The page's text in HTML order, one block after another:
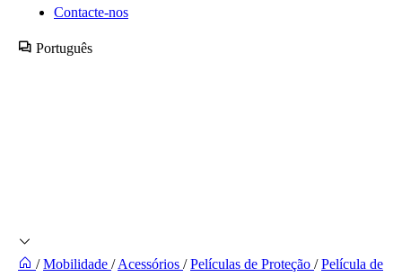
Contacte-nos
Português
/ Mobilidade /Acessórios / Películas de Proteção / Película de